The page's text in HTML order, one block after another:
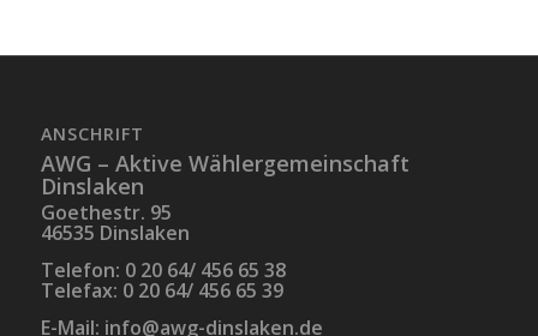
ANSCHRIFT
AWG – Aktive Wählergemeinschaft
Dinslaken
Goethestr. 95
46535 Dinslaken
Telefon: 0 20 64/ 456 65 38
Telefax: 0 20 64/ 456 65 39
E-Mail: info@awg-dinslaken.de